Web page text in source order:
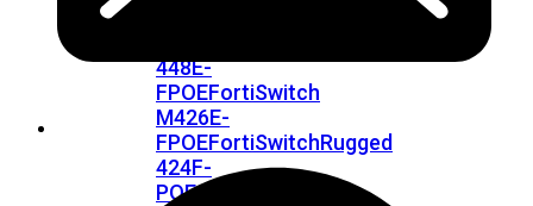
448E-
FPOEFortiSwitch
M426E-
FPOEFortiSwitchRugged
424F-
POE